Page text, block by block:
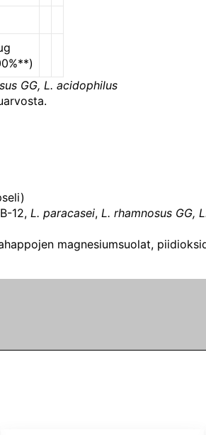
GG, L. acidophilus
12, L. paracasei,L. rhamnosus GG,
magnesiumsuolat,